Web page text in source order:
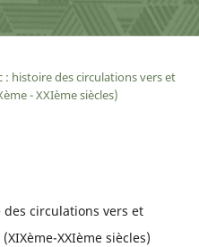
: histoire des circulations vers et
- XXIème siècles)
circulations vers et
XXIème siècles)